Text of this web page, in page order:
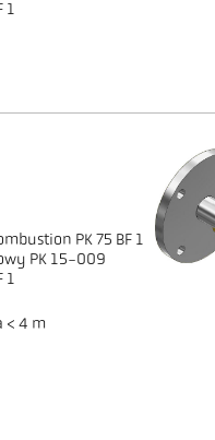
1
PK 75 BF 1
PK 15-009
1
< 4 m